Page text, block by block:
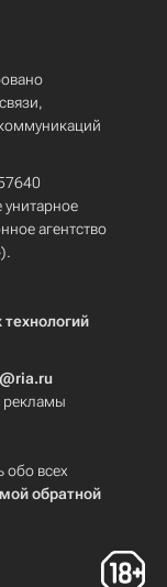
унитарное
агентство
рекламы
обо всех
обратной